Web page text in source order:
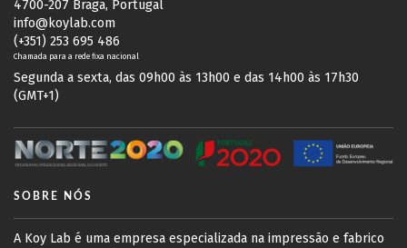
4700-207 Braga, Portugal
info@koylab.com
(+351) 253 695 486
Chamada para a rede fixa nacional
Segunda a sexta, das 09h00 às 13h00 e das 14h00 às 17h30
(GMT+1)
SOBRE NÓS
A Koy Lab é uma empresa especializada na impressão e fabrico